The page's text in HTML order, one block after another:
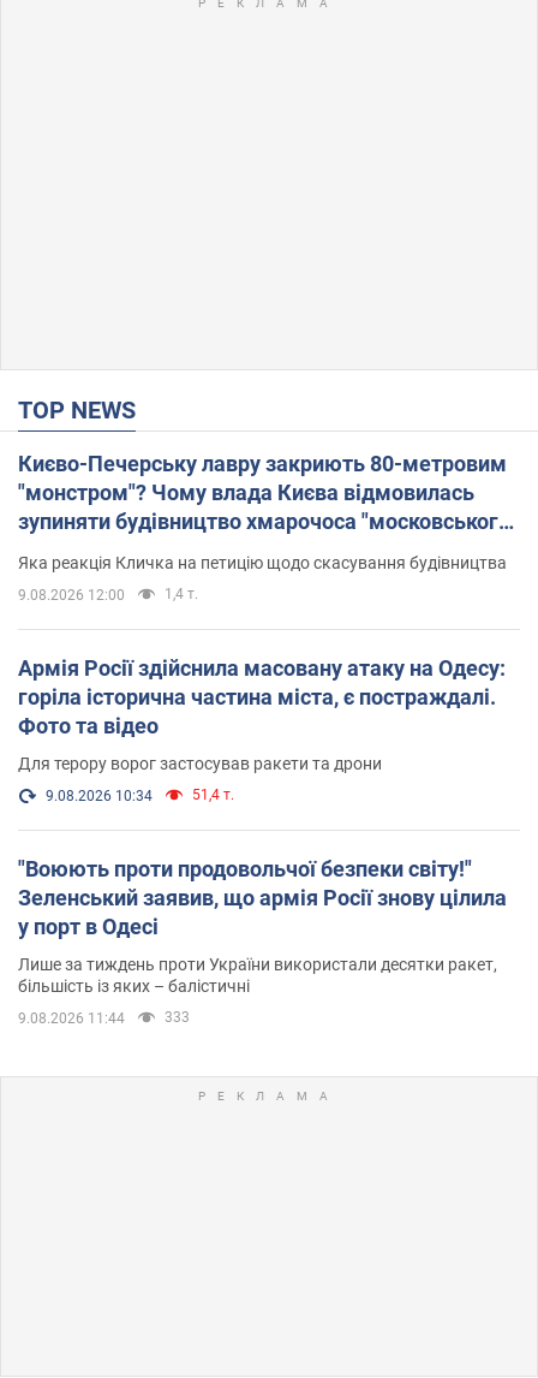
TOP NEWS
Києво-Печерську лавру закриють 80-метровим
"монстром"? Чому влада Києва відмовилась
зупиняти будівництво хмарочоса "московського
вірянина"
Яка реакція Кличка на петицію щодо скасування будівництва
9.08.2026 12:00 1,4 т.
Армія Росії здійснила масовану атаку на Одесу:
горіла історична частина міста, є постраждалі.
Фото та відео
Для терору ворог застосував ракети та дрони
9.08.2026 10:34 51,4 т.
"Воюють проти продовольчої безпеки світу!"
Зеленський заявив, що армія Росії знову цілила
у порт в Одесі
Лише за тиждень проти України використали десятки ракет,
більшість із яких – балістичні
9.08.2026 11:44 333